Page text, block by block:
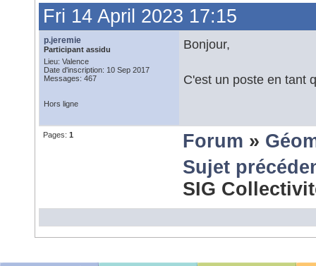
Fri 14 April 2023 17:15
p.jeremie
Participant assidu
Lieu: Valence
Date d'inscription: 10 Sep 2017
Messages: 467
Bonjour,
C'est un poste en tant
Hors ligne
Pages: 1 Forum »
Sujet
SIG